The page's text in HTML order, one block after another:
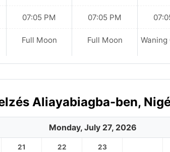
07:05 PM
Full Moon
07:05 PM
Full Moon Waning
Aliayabiagba-ben,
Monday, July 27, 2026
21 22 23